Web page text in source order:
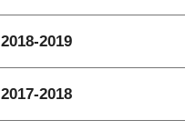
2018-2019
2017-2018